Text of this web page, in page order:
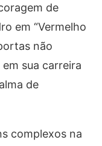
de
em “Vermelho
não
sua carreira
de
complexos na